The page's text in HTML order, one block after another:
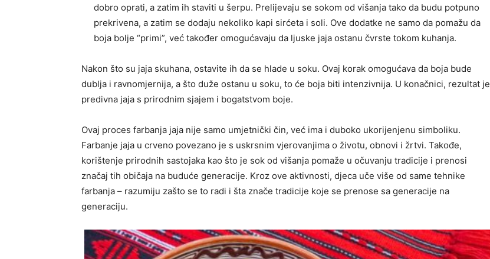
dobro oprati, a zatim ih staviti u šerpu. Prelijevaju se sokom od višanja tako da budu potpuno
prekrivena, a zatim se dodaju nekoliko kapi sirćeta i soli. Ove dodatke ne samo da pomažu da
boja bolje “primi”, već također omogućavaju da ljuske jaja ostanu čvrste tokom kuhanja.
Nakon što su jaja skuhana, ostavite ih da se hlade u soku. Ovaj korak omogućava da boja bude
dublja i ravnomjernija, a što duže ostanu u soku, to će boja biti intenzivnija. U konačnici, rezultat je
predivna jaja s prirodnim sjajem i bogatstvom boje.
Ovaj proces farbanja jaja nije samo umjetnički čin, već ima i duboko ukorijenjenu simboliku.
Farbanje jaja u crveno povezano je s uskrsnim vjerovanjima o životu, obnovi i žrtvi. Takođe,
korištenje prirodnih sastojaka kao što je sok od višanja pomaže u očuvanju tradicije i prenosi
značaj tih običaja na buduće generacije. Kroz ove aktivnosti, djeca uče više od same tehnike
farbanja – razumiju zašto se to radi i šta znače tradicije koje se prenose sa generacije na
generaciju.